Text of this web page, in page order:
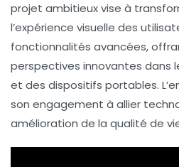
projet ambitieux vise à
l’expérience visuelle des
fonctionnalités avancées,
perspectives innovantes dans
et des dispositifs portables.
son engagement à allier
amélioration de la qualité de